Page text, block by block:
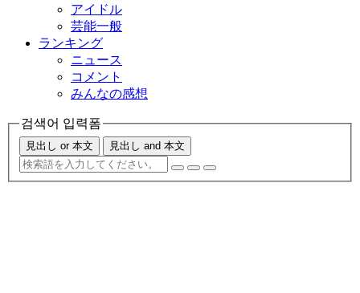
アイドル
芸能一般
ランキング
ニュース
コメント
みんなの感想
검색어 입력폼
見出し or 本文 見出し and 本文